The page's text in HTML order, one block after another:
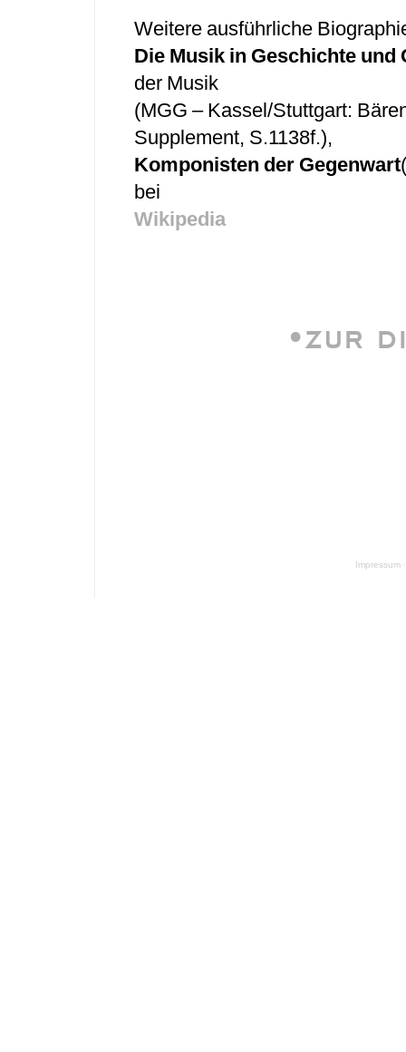
Weitere ausführliche
Die Musik in Geschichte und
der Musik
(MGG – Kassel/Stuttgart:
Supplement, S.1138f.),
Komponisten der Gegenwart(
bei
Wikipedia
•ZUR
Impressum·